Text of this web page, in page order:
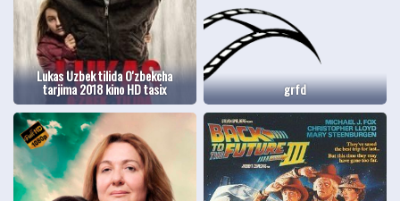
Lukas Uzbek tilida O'zbekcha
tarjima 2018 kino HD tasix grfd